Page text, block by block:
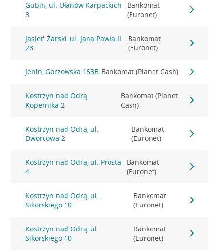
Gubin, ul. Ułanów Karpackich
3
Bankomat
(Euronet)
Jasień Żarski, ul. Jana Pawła II
28
Bankomat
(Euronet)
Jenin, Gorzowska 153B Bankomat (Planet Cash)
Kostrzyn nad Odrą,
Kopernika 2
Bankomat (Planet
Cash)
Kostrzyn nad Odrą, ul.
Dworcowa 2
Bankomat
(Euronet)
Kostrzyn nad Odrą, ul. Prosta
4
Bankomat
(Euronet)
Kostrzyn nad Odrą, ul.
Sikorskiego 10
Bankomat
(Euronet)
Kostrzyn nad Odrą, ul.
Sikorskiego 10
Bankomat
(Euronet)